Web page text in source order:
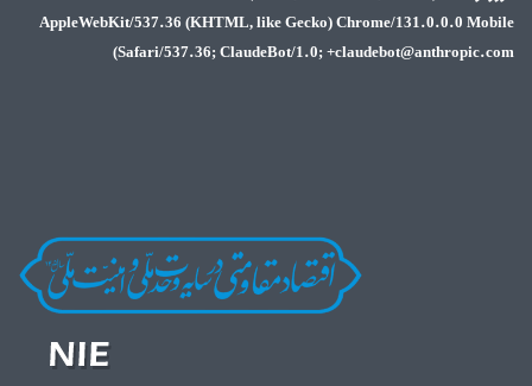
AppleWebKit/537.36
Safari/537.36;